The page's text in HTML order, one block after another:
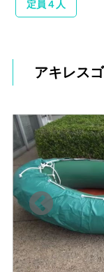
定員４人
アキレス